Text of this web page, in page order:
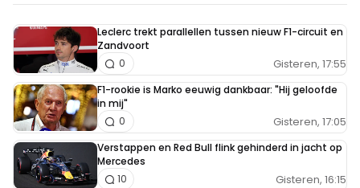
Leclerc trekt parallellen tussen nieuw F1-circuit en
Zandvoort
Gisteren, 17:55
0
F1-rookie is Marko eeuwig dankbaar: "Hij geloofde
in mij"
Gisteren, 17:05
0
Verstappen en Red Bull flink gehinderd in jacht op
Mercedes
Gisteren, 16:15
10